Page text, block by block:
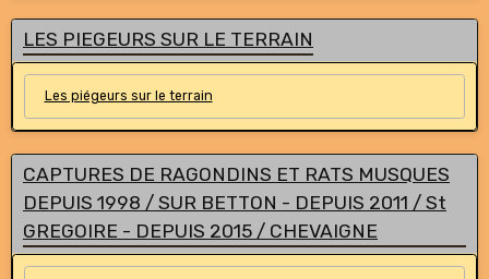
LES PIEGEURS SUR LE TERRAIN
Les piégeurs sur le terrain
CAPTURES DE RAGONDINS ET RATS MUSQUES
DEPUIS 1998 / SUR BETTON - DEPUIS 2011 / St
GREGOIRE - DEPUIS 2015 / CHEVAIGNE